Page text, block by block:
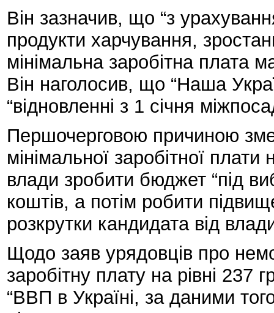
Він зазначив, що “з
продукти харчування,
мінімальна заробітна плата
Він наголосив, що “Наша
“відновленні з 1 січня
Першочерговою причиною
мінімальної заробітної
влади зробити бюджет “під
коштів, а потім робити
розкрутки кандидата від
Щодо заяв урядовців про
заробітну плату на рівні
“ВВП в Україні, за даними